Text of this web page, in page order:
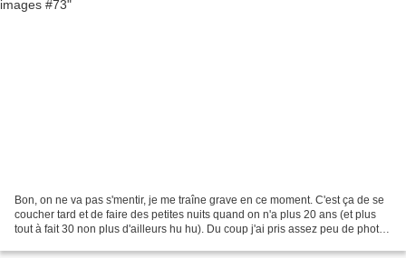
Bon, on ne va pas s'mentir, je me traîne grave en ce moment. C'est ça de se
coucher tard et de faire des petites nuits quand on n'a plus 20 ans (et plus
tout à fait 30 non plus d'ailleurs hu hu). Du coup j'ai pris assez peu de photos